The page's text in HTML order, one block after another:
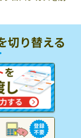
切り替える